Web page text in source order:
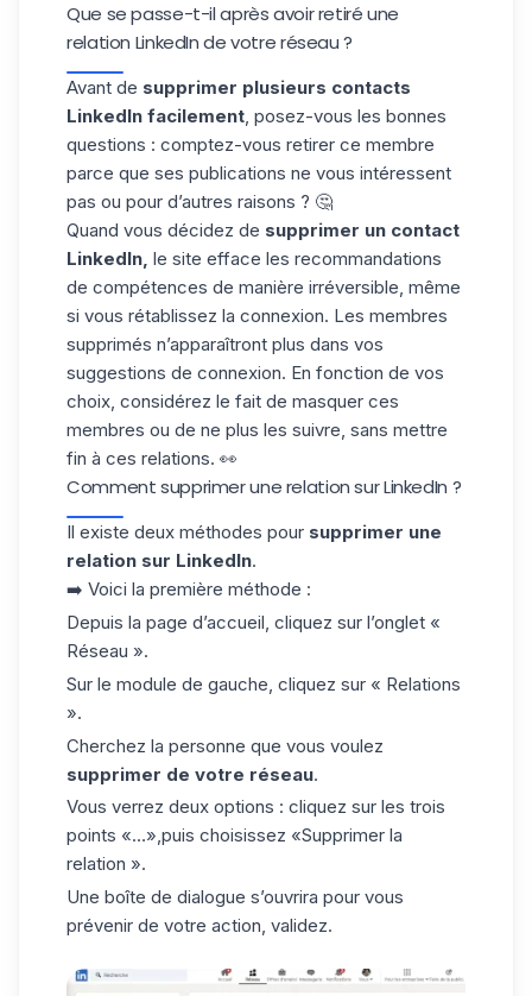
Que se passe-t-il après avoir retiré une
relation LinkedIn de votre réseau ?
Avant de supprimer plusieurs contacts
LinkedIn facilement, posez-vous les bonnes
questions : comptez-vous retirer ce membre
parce que ses publications ne vous intéressent
pas ou pour d’autres raisons ? 🤔
Quand vous décidez de supprimer un contact
LinkedIn, le site efface les recommandations
de compétences de manière irréversible, même
si vous rétablissez la connexion. Les membres
supprimés n’apparaîtront plus dans vos
suggestions de connexion. En fonction de vos
choix, considérez le fait de masquer ces
membres ou de ne plus les suivre, sans mettre
fin à ces relations. 👀
Comment supprimer une relation sur LinkedIn ?
Il existe deux méthodes pour supprimer une
relation sur LinkedIn.
➡️ Voici la première méthode :
Depuis la page d’accueil, cliquez sur l’onglet «
Réseau ».
Sur le module de gauche, cliquez sur « Relations
».
Cherchez la personne que vous voulez
supprimer de votre réseau.
Vous verrez deux options : cliquez sur les trois
points «…»,puis choisissez «Supprimer la
relation ».
Une boîte de dialogue s’ouvrira pour vous
prévenir de votre action, validez.